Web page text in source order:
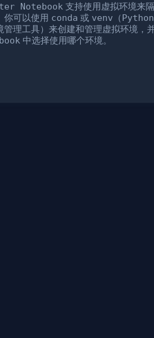
Notebook 支持使用虚拟环境来
你可以使用 conda 或 venv （
管理工具）来创建和管理虚拟环境，
中选择使用哪个环境。